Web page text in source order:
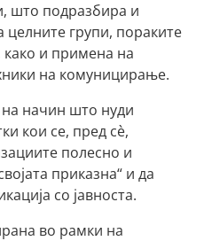
што подразбира и
целните групи, пораките
како и примена на
на комуницирање.
начин што нуди
кои се, пред сè,
полесно и
приказна“ и да
со јавноста.
во рамки на